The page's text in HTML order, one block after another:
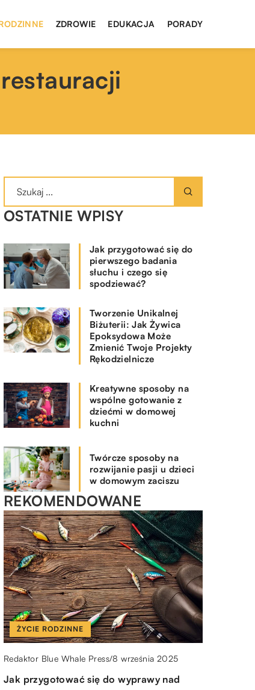
ZDROWIE EDUKACJA PORADY
OSTATNIE WPISY
Jak przygotować się do
pierwszego badania
słuchu i czego się
spodziewać?
Tworzenie Unikalnej
Biżuterii: Jak Żywica
Epoksydowa Może
Zmienić Twoje Projekty
Rękodzielnicze
Kreatywne sposoby na
wspólne gotowanie z
dziećmi w domowej
kuchni
Twórcze sposoby na
rozwijanie pasji u dzieci
w domowym zaciszu
REKOMENDOWANE
ZDROWIE
Redaktor Blue Whale Press/16 lipca 2025
Jak wybrać idealny aparat słuchowy dla
ŻYCIE RODZINNE
Redaktor Blue Whale Press/8 września 2025
Jak przygotować się do wyprawy nad
ŻYCIE RODZINNE
Redaktor Blue Whale Press/18 sierpnia 2025
Jak wybrać idealne obuwie na wyjątkowy